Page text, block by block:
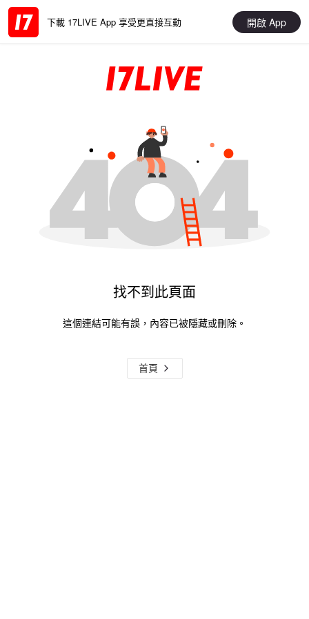
下載 17LIVE App 享受更直接互動 開啟 App
找不到此頁面
這個連結可能有誤，內容已被隱藏或刪除。
首頁